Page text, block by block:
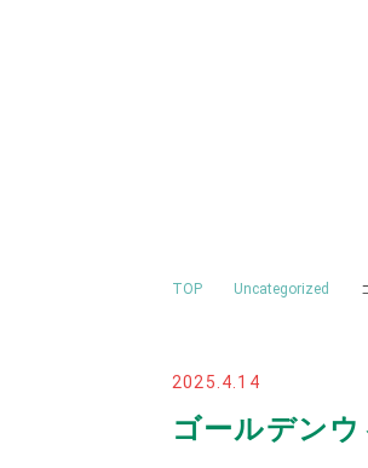
TOP Uncategorized
2025.4.14
ゴールデン